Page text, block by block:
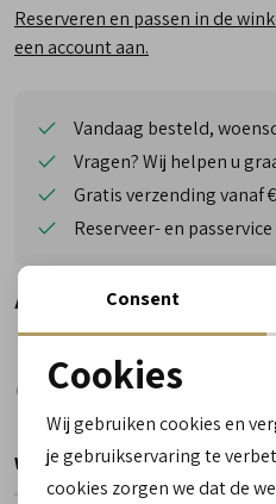
Reserveren en passen in de
een account aan.
Vandaag besteld,
Vragen? Wij helpen u
Gratis verzending vanaf
Reserveer- en
Alternatieve kleuren
Winkelvoorraad
Noodzakelijke cookies
Analytische cookies
Consent
Cookies
Wij gebruiken cookies en
je gebruikservaring te
cookies zorgen we dat de